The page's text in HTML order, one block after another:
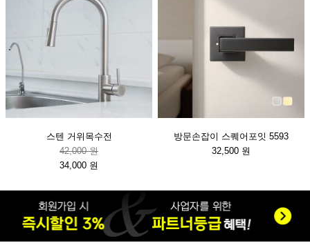
스텐 거위목수전
42,000 원
34,000 원
방문손잡이 스퀘어포잇 5593
32,500 원